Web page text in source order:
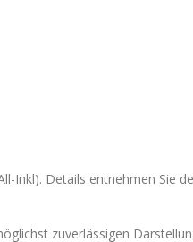
Inkl). Details entnehmen Sie
zuverlässigen